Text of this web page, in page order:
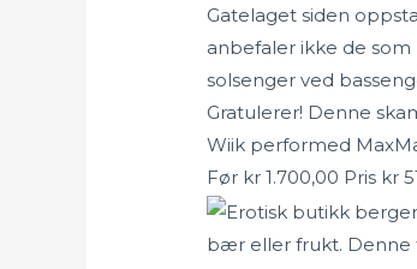
Gatelaget siden
anbefaler ikke de
solsenger ved
Gratulerer! Denne
Wiik performed
Før kr 1.700,00 Pris kr
bær eller frukt. Denne